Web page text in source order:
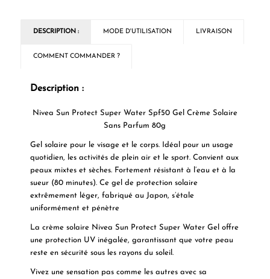
DESCRIPTION : MODE D'UTILISATION LIVRAISON
COMMENT COMMANDER ?
Description :
Nivea Sun Protect Super Water Spf50 Gel Crème Solaire
Sans Parfum 80g
Gel solaire pour le visage et le corps. Idéal pour un usage
quotidien, les activités de plein air et le sport. Convient aux
peaux mixtes et sèches. Fortement résistant à l’eau et à la
sueur (80 minutes). Ce gel de protection solaire
extrêmement léger, fabriqué au Japon, s’étale
uniformément et pénètre
La crème solaire Nivea Sun Protect Super Water Gel offre
une protection UV inégalée, garantissant que votre peau
reste en sécurité sous les rayons du soleil.
Vivez une sensation pas comme les autres avec sa